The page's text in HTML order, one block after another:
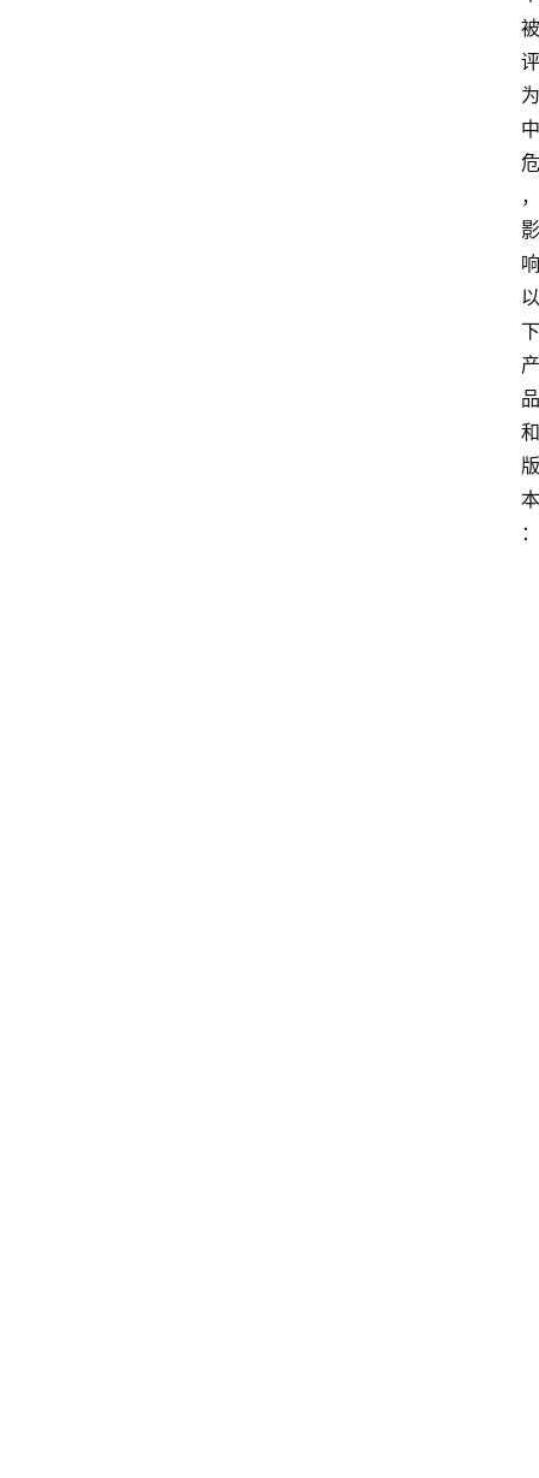
被
评
为
中
危
，
影
响
以
下
产
品
和
版
本
：